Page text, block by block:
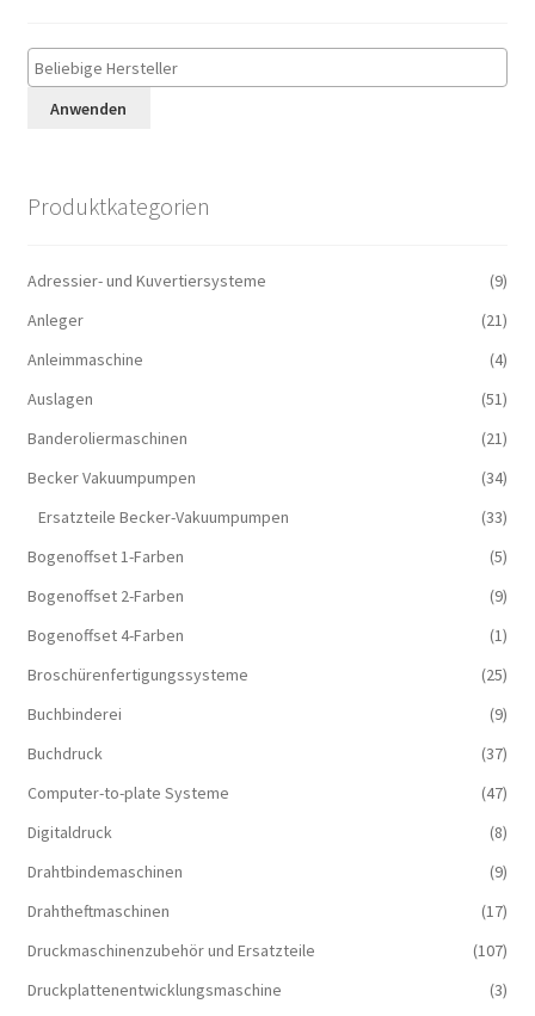
Anwenden
Produktkategorien
Adressier- und Kuvertiersysteme
(9)
Anleger
(21)
Anleimmaschine
(4)
Auslagen
(51)
Banderoliermaschinen
(21)
Becker Vakuumpumpen
(34)
Ersatzteile Becker-Vakuumpumpen
(33)
Bogenoffset 1-Farben
(5)
Bogenoffset 2-Farben
(9)
Bogenoffset 4-Farben
(1)
Broschürenfertigungssysteme
(25)
Buchbinderei
(9)
Buchdruck
(37)
Computer-to-plate Systeme
(47)
Digitaldruck
(8)
Drahtbindemaschinen
(9)
Drahtheftmaschinen
(17)
Druckmaschinenzubehör und Ersatzteile
(107)
Druckplattenentwicklungsmaschine
(3)